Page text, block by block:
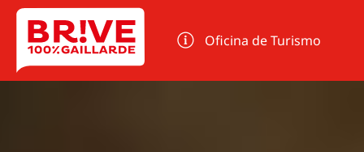
Panel de gestión de cookies
Oficina de Turismo